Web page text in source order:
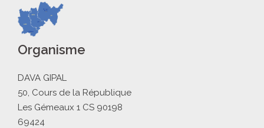
Organisme
DAVA GIPAL
50, Cours de la République
Les Gémeaux 1 CS 90198
69424